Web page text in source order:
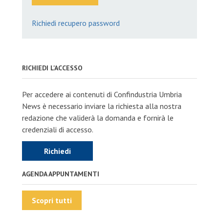
Richiedi recupero password
RICHIEDI L'ACCESSO
Per accedere ai contenuti di Confindustria Umbria
News è necessario inviare la richiesta alla nostra
redazione che validerà la domanda e fornirà le
credenziali di accesso.
Richiedi
AGENDA APPUNTAMENTI
Scopri tutti